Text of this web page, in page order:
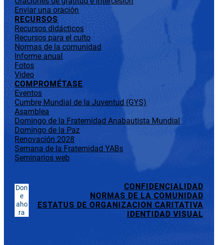
Enviar una oración
RECURSOS
Recursos didácticos
Recursos para el culto
Normas de la comunidad
Informe anual
Fotos
Video
COMPROMÉTASE
Eventos
Cumbre Mundial de la Juventud (GYS)
Asamblea
Domingo de la Fraternidad Anabautista Mundial
Domingo de la Paz
Renovación 2028
Semana de la Fraternidad YABs
Seminarios web
Don
e
aho
ra
CONFIDENCIALIDAD
NORMAS DE LA COMUNIDAD
ESTATUS DE ORGANIZACION CARITATIVA
IDENTIDAD VISUAL